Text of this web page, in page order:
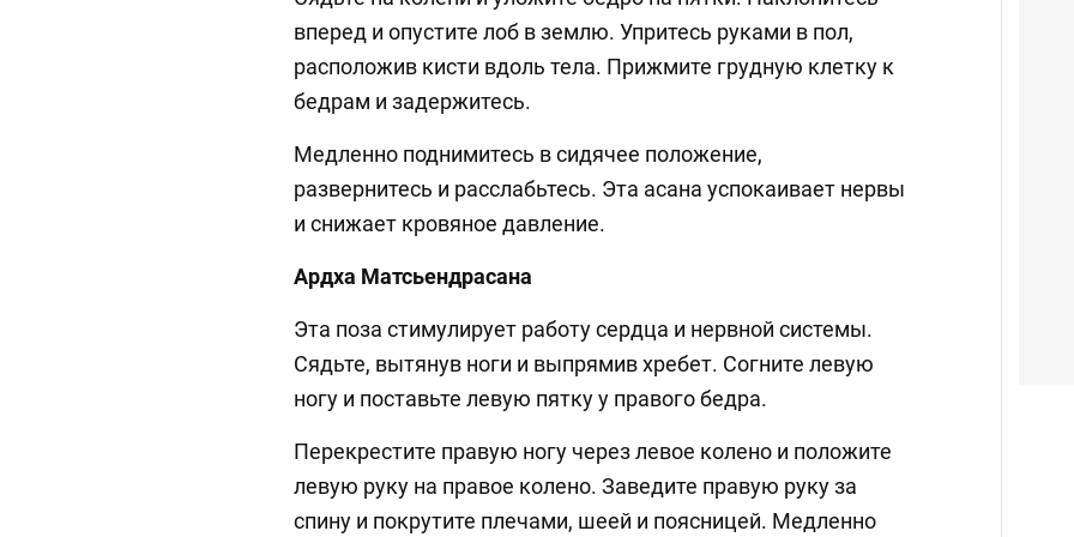
вперед и опустите лоб в землю. Упритесь руками в пол,
расположив кисти вдоль тела. Прижмите грудную клетку к
бедрам и задержитесь.
Медленно поднимитесь в сидячее положение,
развернитесь и расслабьтесь. Эта асана успокаивает нервы
и снижает кровяное давление.
Ардха Матсьендрасана
Эта поза стимулирует работу сердца и нервной системы.
Сядьте, вытянув ноги и выпрямив хребет. Согните левую
ногу и поставьте левую пятку у правого бедра.
Перекрестите правую ногу через левое колено и положите
левую руку на правое колено. Заведите правую руку за
спину и покрутите плечами, шеей и поясницей. Медленно